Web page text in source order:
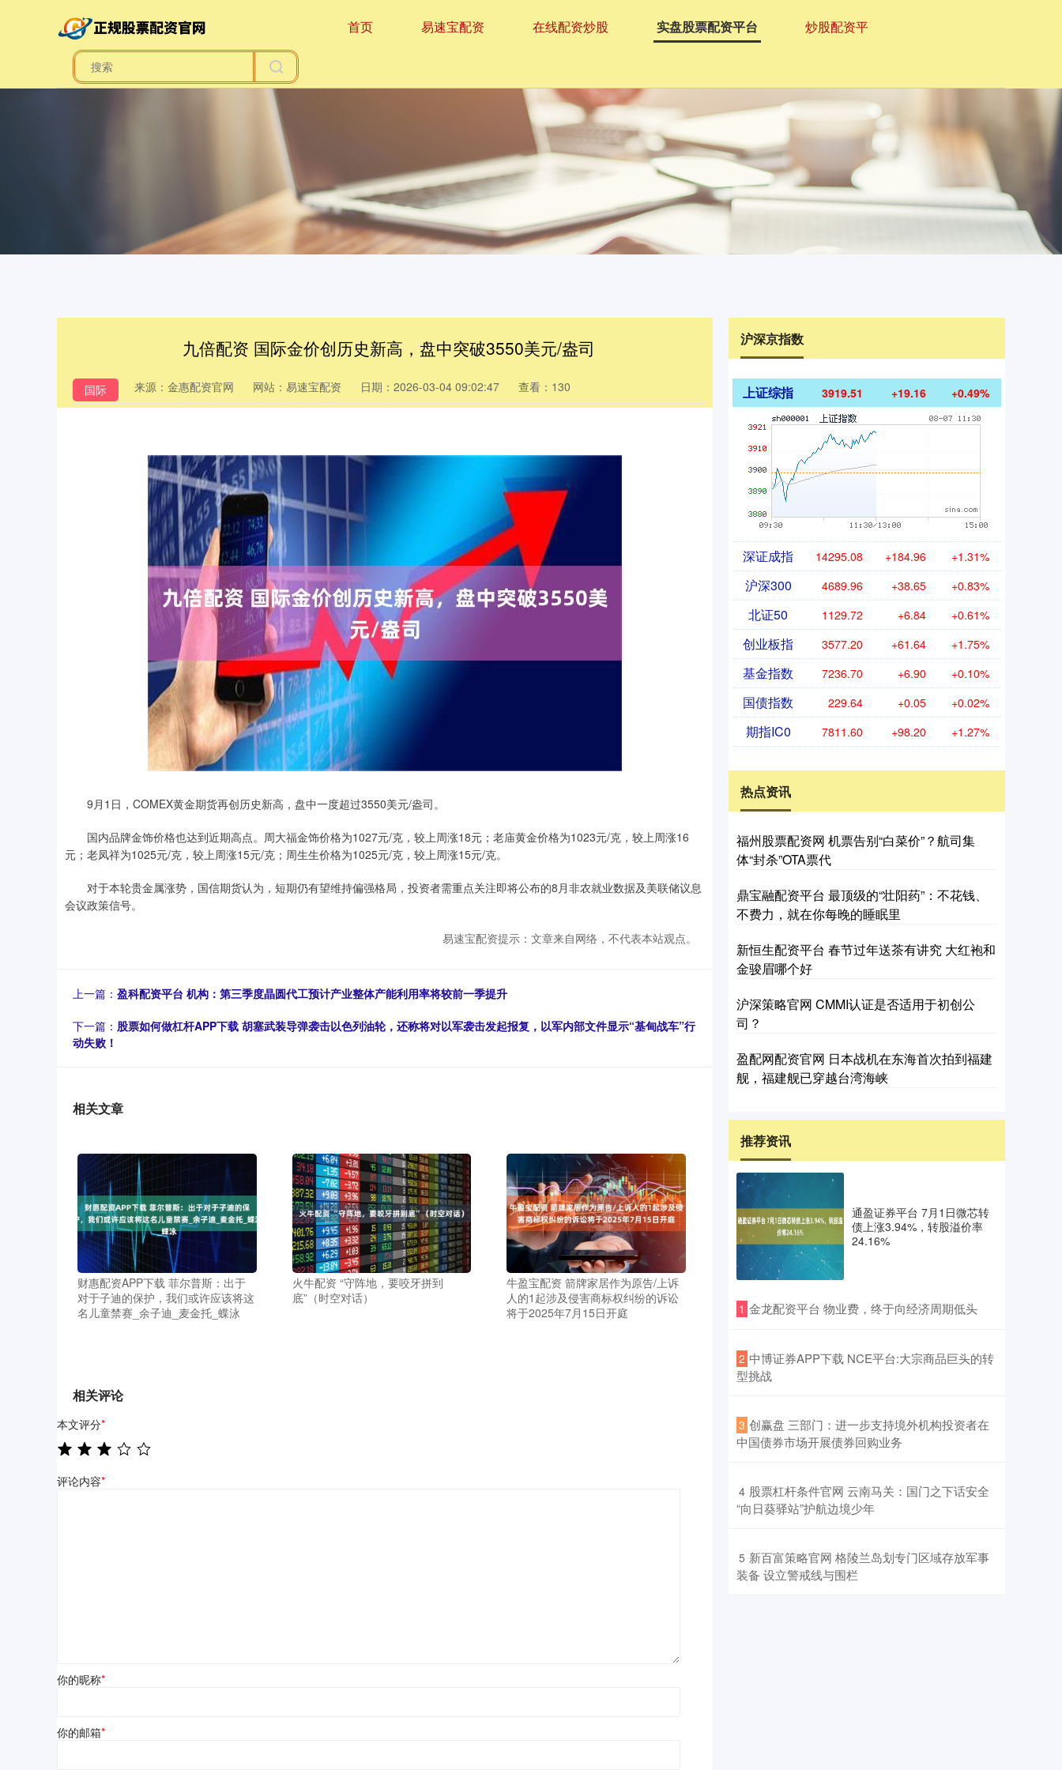
首页 易速宝配资 在线配资炒股 实盘股票配资平台 炒股配资平
九倍配资 国际金价创历史新高，盘中突破3550美元/盎司
国际 来源：金惠配资官网 网站：易速宝配资 日期：2026-03-04 09:02:47 查看：130
9月1日，COMEX黄金期货再创历史新高，盘中一度超过3550美元/盎司。
国内品牌金饰价格也达到近期高点。周大福金饰价格为1027元/克，较上周涨18元；老庙黄金价格为1023元/克，较上周涨16
元；老凤祥为1025元/克，较上周涨15元/克；周生生价格为1025元/克，较上周涨15元/克。
对于本轮贵金属涨势，国信期货认为，短期仍有望维持偏强格局，投资者需重点关注即将公布的8月非农就业数据及美联储议息
会议政策信号。
易速宝配资提示：文章来自网络，不代表本站观点。
上一篇： 盈科配资平台 机构：第三季度晶圆代工预计产业整体产能利用率将较前一季提升
下一篇： 股票如何做杠杆APP下载 胡塞武装导弹袭击以色列油轮，还称将对以军袭击发起报复，以军内部文件显示“基甸战车”行
动失败！
相关文章
财惠配资APP下载 菲尔普斯：出于
对于子迪的保护，我们或许应该将这
名儿童禁赛_余子迪_麦金托_蝶泳
火牛配资 “守阵地，要咬牙拼到
底”（时空对话）
牛盈宝配资 箭牌家居作为原告/上诉
人的1起涉及侵害商标权纠纷的诉讼
将于2025年7月15日开庭
相关评论
本文评分*
评论内容*
你的昵称*
你的邮箱*
沪深京指数
上证综指 3919.51 +19.16 +0.49%
深证成指 14295.08 +184.96 +1.31%
沪深300 4689.96 +38.65 +0.83%
北证50 1129.72 +6.84 +0.61%
创业板指 3577.20 +61.64 +1.75%
基金指数 7236.70 +6.90 +0.10%
国债指数 229.64 +0.05 +0.02%
期指IC0 7811.60 +98.20 +1.27%
热点资讯
福州股票配资网 机票告别“白菜价”？航司集
体“封杀”OTA票代
鼎宝融配资平台 最顶级的“壮阳药”：不花钱、
不费力，就在你每晚的睡眠里
新恒生配资平台 春节过年送茶有讲究 大红袍和
金骏眉哪个好
沪深策略官网 CMMI认证是否适用于初创公
司？
盈配网配资官网 日本战机在东海首次拍到福建
舰，福建舰已穿越台湾海峡
推荐资讯
通盈证券平台 7月1日微芯转
债上涨3.94%，转股溢价率
24.16%
1 ​金龙配资平台 物业费，终于向经济周期低头
2 ​中博证券APP下载 NCE平台:大宗商品巨头的转
型挑战
3 ​创赢盘 三部门：进一步支持境外机构投资者在
中国债券市场开展债券回购业务
4 ​股票杠杆条件官网 云南马关：国门之下话安全
“向日葵驿站”护航边境少年
5 ​新百富策略官网 格陵兰岛划专门区域存放军事
装备 设立警戒线与围栏